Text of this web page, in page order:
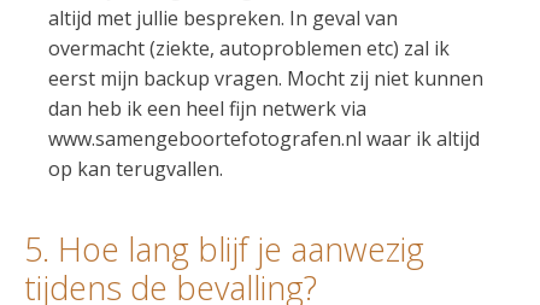
altijd met jullie bespreken. In geval van
overmacht (ziekte, autoproblemen etc) zal ik
eerst mijn backup vragen. Mocht zij niet kunnen
dan heb ik een heel fijn netwerk via
www.samengeboortefotografen.nl waar ik altijd
op kan terugvallen.
5. Hoe lang blijf je aanwezig
tijdens de bevalling?